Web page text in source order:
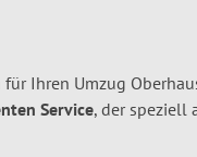
Ihren Umzug
Service, der speziell